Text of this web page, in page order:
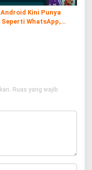
Android Kini Punya
WhatsApp,
Ruas yang wajib